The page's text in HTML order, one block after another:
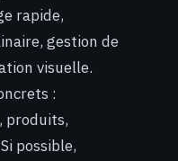
rapide,
gestion de
visuelle.
:
produits,
possible,